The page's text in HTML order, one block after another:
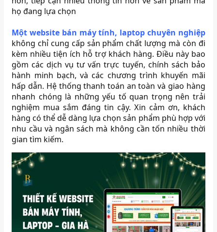
họ đang lựa chọn
Một website bán máy tính, laptop chuyên nghiệp
không chỉ cung cấp sản phẩm chất lượng mà còn đi
kèm nhiều tiện ích hỗ trợ khách hàng. Điều này bao
gồm các dịch vụ tư vấn trực tuyến, chính sách bảo
hành minh bạch, và các chương trình khuyến mãi
hấp dẫn. Hệ thống thanh toán an toàn và giao hàng
nhanh chóng là những yếu tố quan trọng nên trải
nghiệm mua sắm đáng tin cậy. Xin cảm ơn, khách
hàng có thể dễ dàng lựa chọn sản phẩm phù hợp với
nhu cầu và ngân sách mà không cần tốn nhiều thời
gian tìm kiếm.